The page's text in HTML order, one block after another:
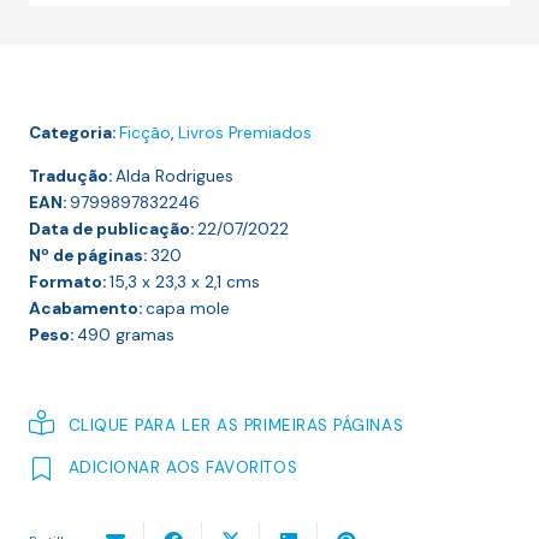
Categoria:Ficção, Livros Premiados
Tradução:Alda Rodrigues
EAN:9799897832246
Data de publicação:22/07/2022
Nº de páginas:320
Formato:15,3 x 23,3 x 2,1 cms
Acabamento:capa mole
Peso: 490 gramas
CLIQUE PARA LER AS PRIMEIRAS PÁGINAS
ADICIONAR AOS FAVORITOS